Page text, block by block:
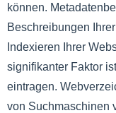
können.
Beschreibungen
Indexieren Ihrer
signifikanter Faktor
eintragen.
von Suchmaschinen